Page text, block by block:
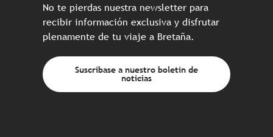
No te pierdas nuestra newsletter para
recibir información exclusiva y disfrutar
plenamente de tu viaje a Bretaña.
Suscríbase a nuestro boletín de
noticias